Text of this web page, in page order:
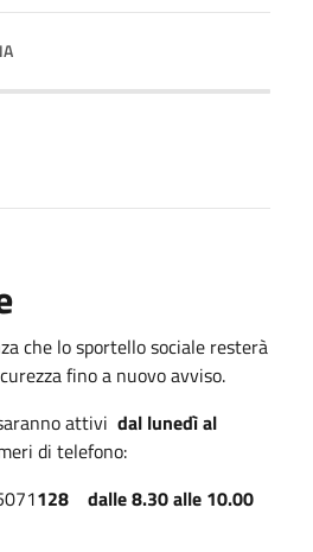
che lo sportello sociale resterà
fino a nuovo avviso.
attivi dal lunedì al
di telefono:
128 dalle 8.30 alle 10.00